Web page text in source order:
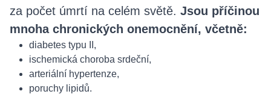
za počet úmrtí na celém světě. Jsou příčinou
mnoha chronických onemocnění, včetně:
diabetes typu II,
ischemická choroba srdeční,
arteriální hypertenze,
poruchy lipidů.